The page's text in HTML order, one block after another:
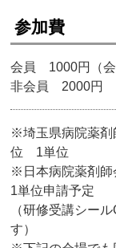
参加費
会員 1000円（会
非会員 2000円
※埼玉県病院薬剤
位 1単位
※日本病院薬剤
1単位申請予定
（研修受講シー
す）